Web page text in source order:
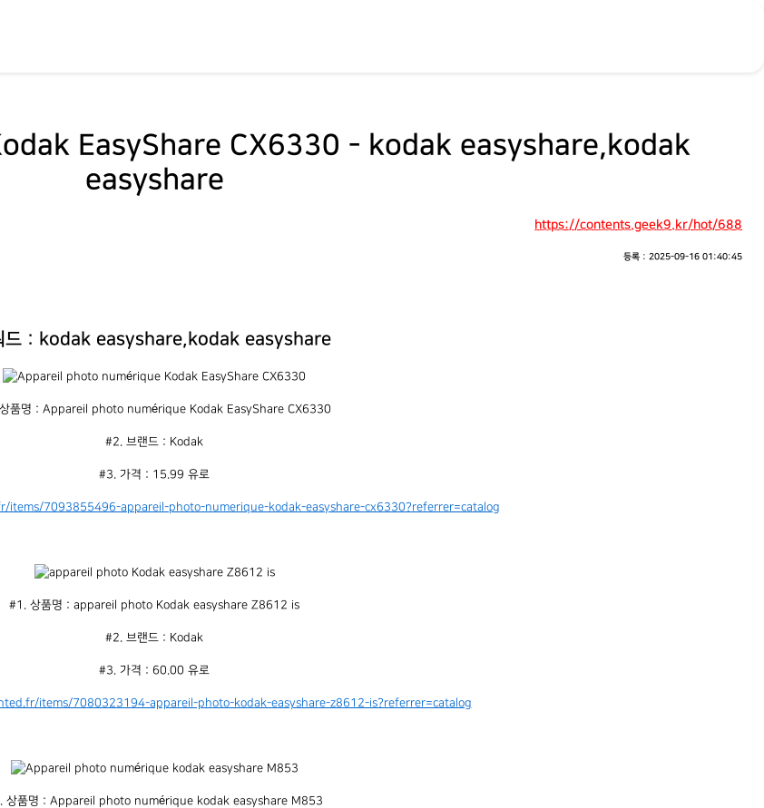
EasyShare CX6330 - kodak easyshare,kodak
easyshare
https://contents.geek9.kr/hot/688
등록 : 2025-09-16 01:40:45
드 : kodak easyshare,kodak easyshare
품명 : Appareil photo numérique Kodak EasyShare CX6330
#2. 브랜드 : Kodak
#3. 가격 : 15.99 유로
items/7093855496-appareil-photo-numerique-kodak-easyshare-cx6330?referrer=catalog
#1. 상품명 : appareil photo Kodak easyshare Z8612 is
#2. 브랜드 : Kodak
#3. 가격 : 60.00 유로
items/7080323194-appareil-photo-kodak-easyshare-z8612-is?referrer=catalog
상품명 : Appareil photo numérique kodak easyshare M853